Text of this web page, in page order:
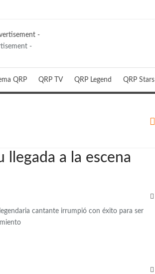
-
QRP QRP TV QRP Legend QRP Stars
llegada a la escena
cantante irrumpió con éxito para ser